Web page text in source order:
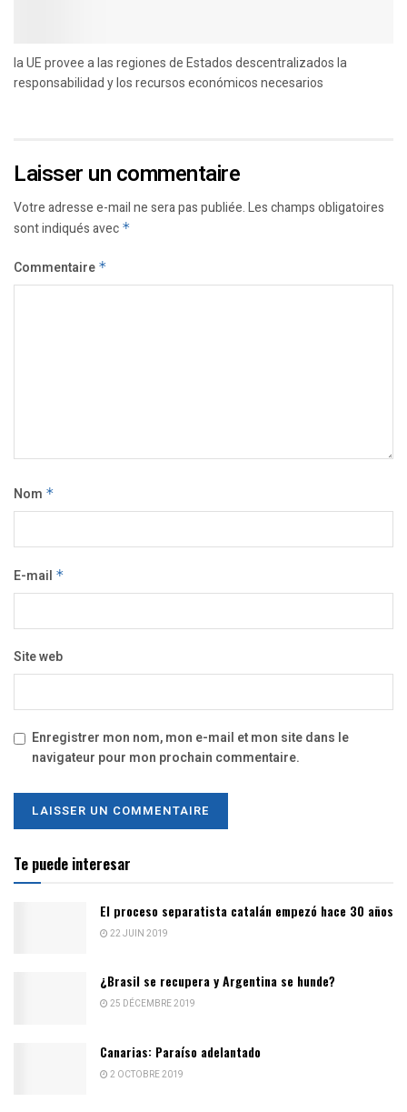
la UE provee a las regiones de Estados descentralizados la
responsabilidad y los recursos económicos necesarios
Laisser un commentaire
Votre adresse e-mail ne sera pas publiée.Les champs obligatoires
sont indiqués avec *
Commentaire *
Nom *
E-mail *
Site web
Enregistrer mon nom, mon e-mail et mon site dans le
navigateur pour mon prochain commentaire.
Te puede interesar
El proceso separatista catalán empezó hace 30 años
22 JUIN 2019
¿Brasil se recupera y Argentina se hunde?
25 DÉCEMBRE 2019
Canarias: Paraíso adelantado
2 OCTOBRE 2019